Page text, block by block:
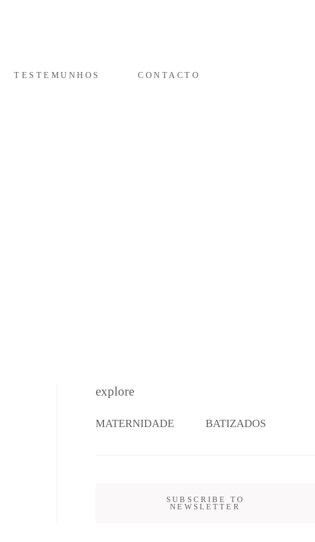
TESTEMUNHOS CONTACTO
explore
MATERNIDADE BATIZADOS
SUBSCRIBE TO
NEWSLETTER